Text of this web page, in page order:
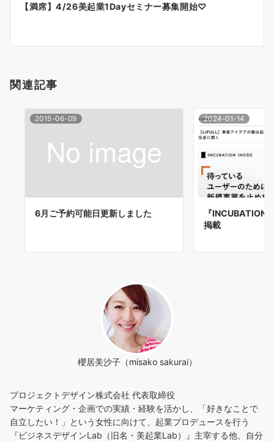
シ
ン
【満席】4/26美起業1Dayセミナー募集開始♡
関連記事
2015-06-09
6月ご予約可能日更新しました
2024-01-14
『INCUBATION
掲載
櫻居美沙子（misako sakurai）
プロジェクトデザイン株式会社 代表取締役
マーケティング・企画での実績・経験を活かし、「好きなことで
自立したい！」という女性に向けて、起業プロデュースを行う
『ビジネスデザインLab（旧名・美起業Lab）』主宰する他、自分